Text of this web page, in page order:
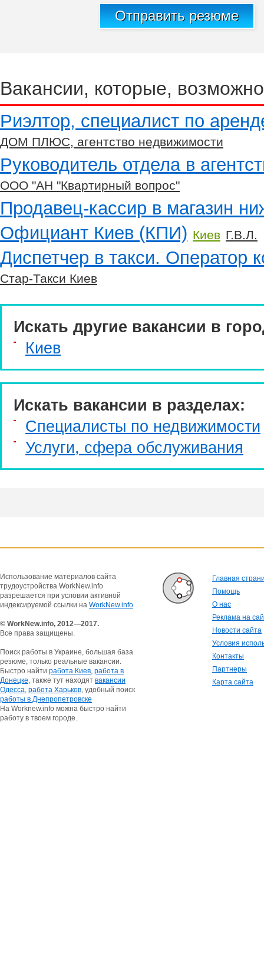
Отправить резюме
Вакансии, которые,
Риэлтор, специалист по
ДОМ ПЛЮС, агентство недвижимости
Руководитель отдела в
ООО "АН "Квартирный вопрос"
Продавец-кассир в магазин
Официант Киев (КПИ) Киев Г.В.Л.
Диспетчер в такси. Оператор
Стар-Такси Киев
Искать другие вакансии в
Киев
Искать вакансии в разделах:
Специалисты по недвижимости
Услуги, cфера обслуживания
Использование материалов сайта
трудоустройства WorkNew.info
разрешается при условии активной
индексируемой ссылки на WorkNew.info
© WorkNew.info, 2012—2017.
Все права защищены.
Поиск работы в Украине, большая база
резюме, только реальные вакансии.
Быстро найти работа Киев, работа в
Донецке, также тут находят вакансии
Одесса, работа Харьков, удобный поиск
работы в Днепропетровске
На Worknew.info можна быстро найти
работу в твоем городе.
Главная
Помощь
О нас
Реклама на
Новости сайта
Условия
Контакты
Партнеры
Карта сайта